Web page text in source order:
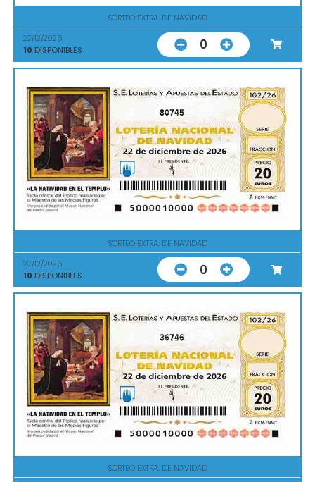
SORTEO EXTRA. DE NAVIDAD
22/12/2026
10 DISPONIBLES 0
80745
SORTEO EXTRA. DE NAVIDAD
22/12/2026
10 DISPONIBLES 0
36746
SORTEO EXTRA. DE NAVIDAD